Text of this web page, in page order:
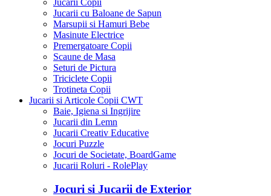
Jucarii cu Baloane de Sapun
Marsupii si Hamuri Bebe
Masinute Electrice
Premergatoare Copii
Scaune de Masa
Seturi de Pictura
Triciclete Copii
Trotineta Copii
Jucarii si Articole Copii CWT
Baie, Igiena si Ingrijire
Jucarii din Lemn
Jucarii Creativ Educative
Jocuri Puzzle
Jocuri de Societate, BoardGame
Jucarii Roluri - RolePlay
Jocuri si Jucarii de Exterior